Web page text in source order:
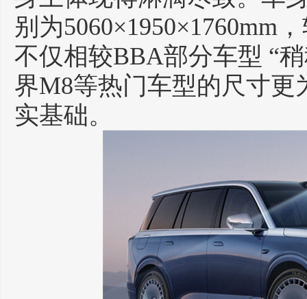
别为5060×1950×1760mm
不仅相较BBA部分车型 “
界M8等热门车型的尺寸
实基础。